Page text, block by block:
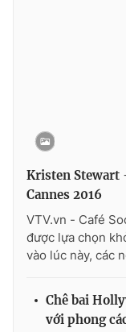
Theo dõi báo trên
Cơ quan chủ quản:
Cơ quan báo chí:
Giấy phép hoạt
cấp ngày 29/12/2023
Phó Tổng Biên tập:
Nguyễn Trọng Ninh
Kristen Stewart
Cannes 2016
VTV.vn - Café
được lựa chọn
vào lúc này, các
Chê bai
với phong